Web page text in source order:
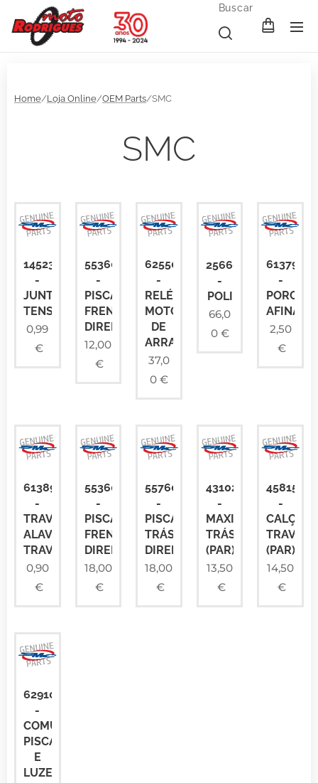
Buscar
Home/Loja Online/OEM Parts/SMC
SMC
14523GAT00
-
JUNTA
TENSOR
0,99
€
55360NAF00
-
PISCA
FRENTE
DIREITO
12,00
€
62550SK900
-
RELÉ
MOTOR
DE
ARRANQUE
37,0
0€
25660NAF00
-
POLI
66,0
0€
-
PORCA
2,50
€
61389NAF00
-
TRAVE
ALAVANCA
TRAVÃO
0,90
€
55360RAM00
-
PISCA
FRENTE
DIREITO
18,00
€
55760RAM00
-
PISCA
TRÁS
DIREITO
18,00
€
43102FYEY2000
-
MAXILAS
TRÁS
(PAR)
13,50
€
-
CALÇOS
TRAVÃO
(PAR)
14,50
€
62910NAF01
-
COMUTADOR
PISCAS
E
LUZES